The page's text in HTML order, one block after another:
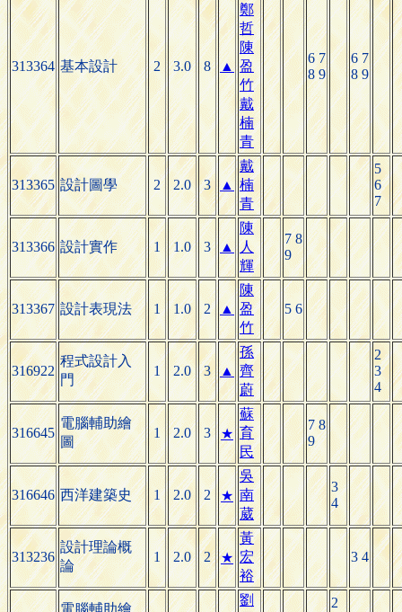
313364 基本設計 2 3.0 8 ▲
鄭
哲
陳
盈
竹
戴
楠
青
6 7
8 9
6 7
8 9
313365 設計圖學 2 2.0 3 ▲
戴
楠
青
5
6
7
313366 設計實作 1 1.0 3 ▲
陳
人
輝
7 8
9
313367 設計表現法 1 1.0 2 ▲
陳
盈
竹
5 6
316922
程式設計入
門
1 2.0 3 ▲
孫
齊
蔚
2
3
4
316645
電腦輔助繪
圖
1 2.0 3 ★
蘇
育
民
7 8
9
316646 西洋建築史 1 2.0 2 ★
吳
南
葳
3
4
313236
設計理論概
論
1 2.0 2 ★
黃
宏
裕
3 4
電腦輔助繪
劉
2